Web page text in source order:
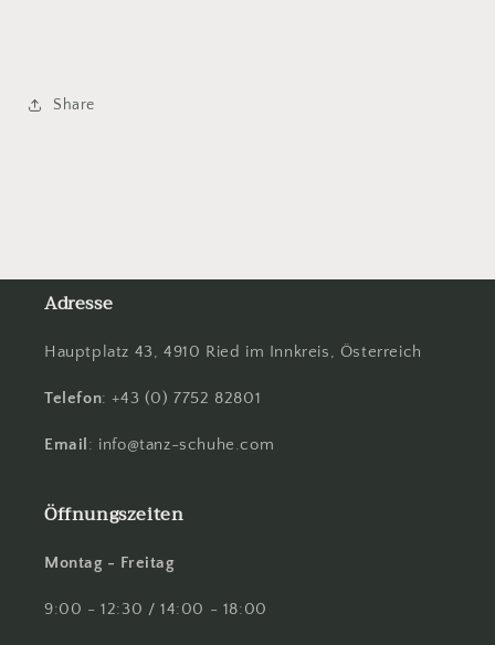
Share
Adresse
Hauptplatz 43, 4910 Ried im Innkreis, Österreich
Telefon: +43 (0) 7752 82801
Email : info@tanz-schuhe.com
Öffnungszeiten
Montag - Freitag
9:00 - 12:30 / 14:00 - 18:00